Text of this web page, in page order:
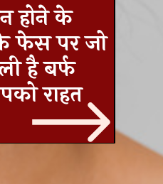
होने के
फेस पर जो
है बर्फ
राहत